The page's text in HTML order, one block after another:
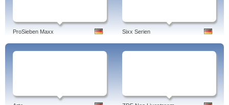
ProSieben Maxx Sixx Serien